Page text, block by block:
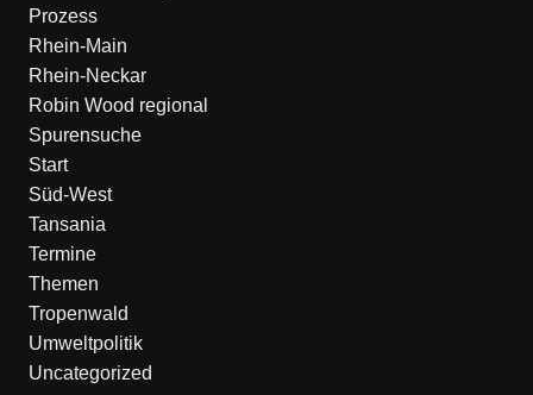
Prozess
Rhein-Main
Rhein-Neckar
Robin Wood regional
Spurensuche
Start
Süd-West
Tansania
Termine
Themen
Tropenwald
Umweltpolitik
Uncategorized